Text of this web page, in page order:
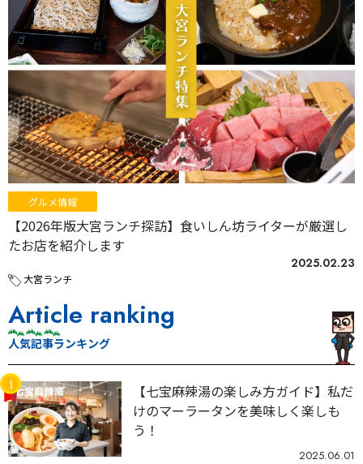
グルメ情報
【2026年版大宮ランチ探訪】食いしん坊ライターが厳選し
たお店を紹介します
2025.02.23
大宮ランチ
Article ranking
人気記事ランキング
【七宝麻辣湯の楽しみ方ガイド】私だ
けのマーラータンを美味しく楽しも
う！
2025.06.01